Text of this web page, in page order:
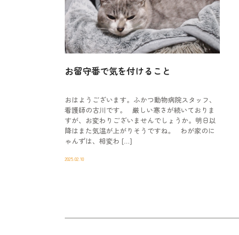
お留守番で気を付けること
おはようございます。ふかつ動物病院スタッフ、
看護師の古川です。 厳しい寒さが続いておりま
すが、お変わりございませんでしょうか。明日以
降はまた気温が上がりそうですね。 わが家のに
ゃんずは、相変わ […]
2025.02.10